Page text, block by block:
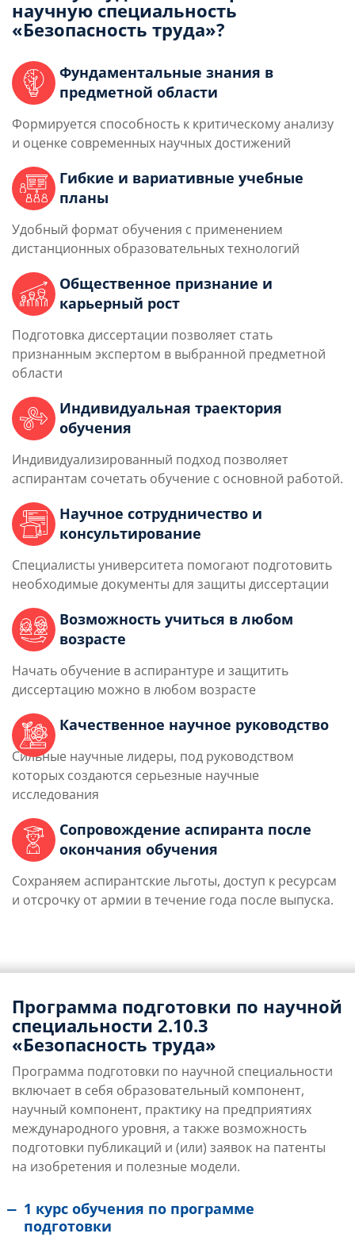
научную специальность
«Безопасность труда»?
Фундаментальные знания в
предметной области
Формируется способность к критическому анализу
и оценке современных научных достижений
Гибкие и вариативные учебные
планы
Удобный формат обучения с применением
дистанционных образовательных технологий
Общественное признание и
карьерный рост
Подготовка диссертации позволяет стать
признанным экспертом в выбранной предметной
области
Индивидуальная траектория
обучения
Индивидуализированный подход позволяет
аспирантам сочетать обучение с основной работой.
Научное сотрудничество и
консультирование
Специалисты университета помогают подготовить
необходимые документы для защиты диссертации
Возможность учиться в любом
возрасте
Начать обучение в аспирантуре и защитить
диссертацию можно в любом возрасте
Качественное научное руководство
Сильные научные лидеры, под руководством
которых создаются серьезные научные
исследования
Сопровождение аспиранта после
окончания обучения
Сохраняем аспирантские льготы, доступ к ресурсам
и отсрочку от армии в течение года после выпуска.
Программа подготовки по научной
специальности 2.10.3
«Безопасность труда»
Программа подготовки по научной специальности
включает в себя образовательный компонент,
научный компонент, практику на предприятиях
международного уровня, а также возможность
подготовки публикаций и (или) заявок на патенты
на изобретения и полезные модели.
1 курс обучения по программе
подготовки